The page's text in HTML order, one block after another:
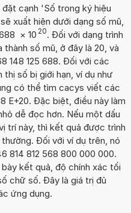
cạnh 'Số trong ký hiệu
xuất hiện dưới dạng số mũ,
× 10 20. Đối với dạng trình
số mũ, ở đây là 20, và
148 125 688. Đối với các
thị số bị giới hạn, ví dụ như
có thể tìm cacys viết các
E+20. Đặc biệt, điều này làm
dễ đọc hơn. Nếu một dấu
trí này, thì kết quả được trình
Đối với ví dụ trên, nó
814 812 568 800 000 000.
kết quả, độ chính xác tối
chữ số. Đây là giá trị đủ
ứng dụng.